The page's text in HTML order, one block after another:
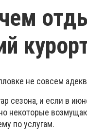
не совсем
сезона, и если в
некоторые
по услугам.